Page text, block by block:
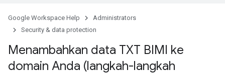
Google Workspace Help
Administrators
Security & data protection
Menambahkan data TXT BIMI ke
domain Anda (langkah-langkah